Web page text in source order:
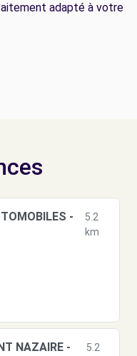
adapté à votre
-
5.2
km
NAZAIRE -
5.2